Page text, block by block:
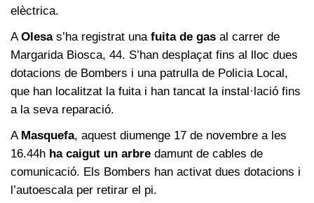
elèctrica.
AOlesas’ha registrat una fuita de gas al carrer de
Margarida Biosca, 44. S’han desplaçat fins al lloc dues
dotacions de Bombers i una patrulla de Policia Local,
que han localitzat la fuita i han tancat la instal·lació fins
a la seva reparació.
A Masquefa, aquest diumenge 17 de novembre a les
16.44h ha caigut un arbre damunt de cables de
comunicació. Els Bombers han activat dues dotacions i
l’autoescala per retirar el pi.